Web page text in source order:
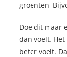
groenten.
Doe dit maar
dan voelt.
beter voelt.